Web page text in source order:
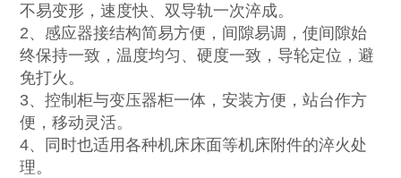
不易变形，速度快、双导轨一次淬成。
2、感应器接结构简易方便，间隙易调，使间隙始
终保持一致，温度均匀、硬度一致，导轮定位，避
免打火。
3、控制柜与变压器柜一体，安装方便，站台作方
便，移动灵活。
4、同时也适用各种机床床面等机床附件的淬火处
理。